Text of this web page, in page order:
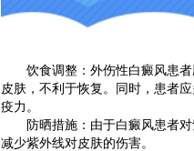
饮食调整：外伤性白癜风患者
皮肤，不利于恢复。同时，患者
疫力。
防晒措施：由于白癜风患者对
减少紫外线对皮肤的伤害。